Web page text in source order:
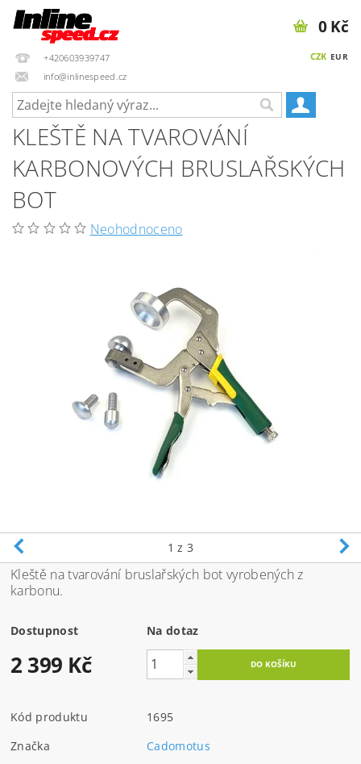
+420603939747
info@inlinespeed.cz
CZK EUR
0 Kč
KLEŠTĚ NA TVAROVÁNÍ
KARBONOVÝCH BRUSLAŘSKÝCH
BOT
Neohodnoceno
1 z 3
Kleště na tvarování bruslařských bot vyrobených z
karbonu.
Dostupnost Na dotaz
2 399 Kč
Kód produktu
1695
Značka
Cadomotus